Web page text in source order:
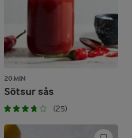
20 MIN
Sötsur sås
(25)